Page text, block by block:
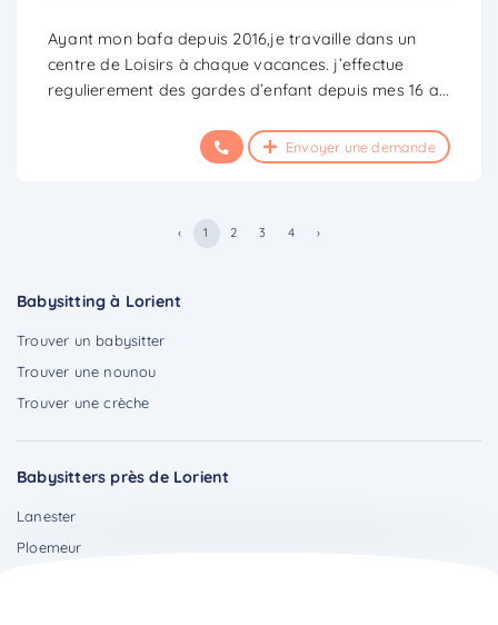
Babysitting à Lorient
Trouver un babysitter
Trouver une nounou
Trouver une crèche
Babysitters près de Lorient
Lanester
Ploemeur
Ayant mon bafa depuis 2016,je travaille dans un
centre de Loisirs à chaque vacances. j’effectue
regulierement des gardes d’enfant depuis mes 16 a...
Envoyer une demande
‹ 1 2 3 4 ›